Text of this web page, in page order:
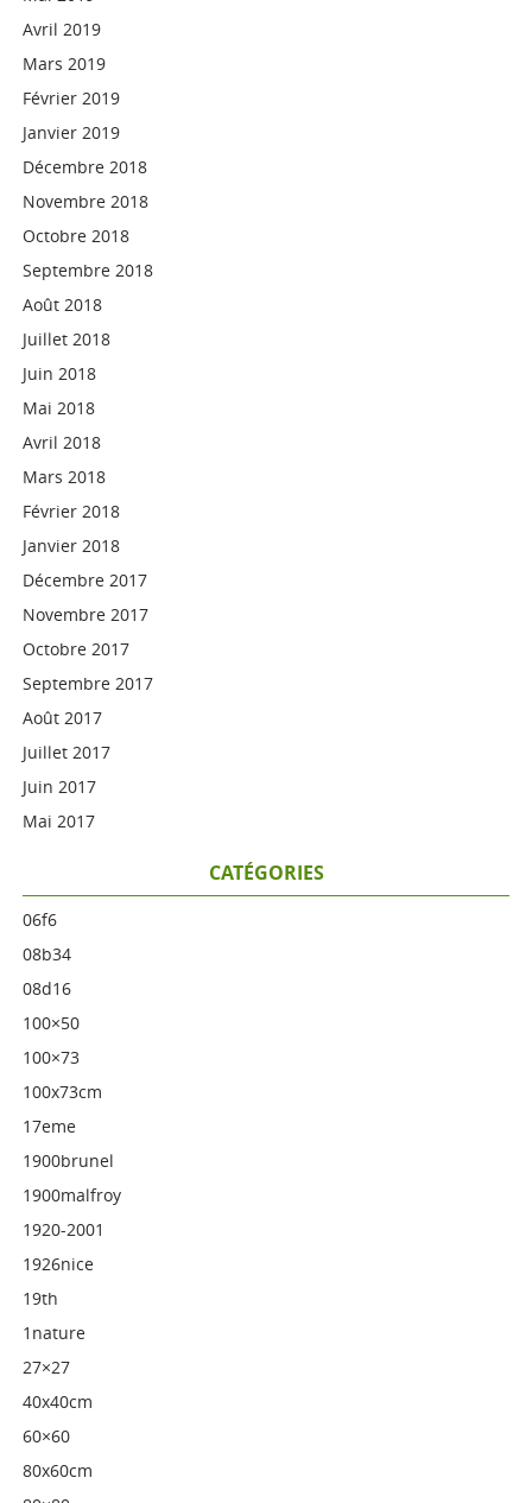
Avril 2019
Mars 2019
Février 2019
Janvier 2019
Décembre 2018
Novembre 2018
Octobre 2018
Septembre 2018
Août 2018
Juillet 2018
Juin 2018
Mai 2018
Avril 2018
Mars 2018
Février 2018
Janvier 2018
Décembre 2017
Novembre 2017
Octobre 2017
Septembre 2017
Août 2017
Juillet 2017
Juin 2017
Mai 2017
CATÉGORIES
06f6
08b34
08d16
100×50
100×73
100x73cm
17eme
1900brunel
1900malfroy
1920-2001
1926nice
19th
1nature
27×27
40x40cm
60×60
80x60cm